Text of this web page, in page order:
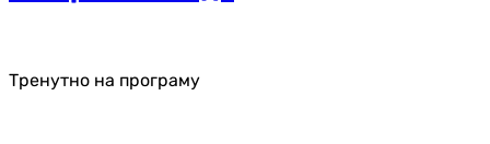
Тренутно на програму